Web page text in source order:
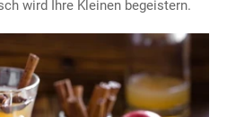
wird Ihre Kleinen begeistern.